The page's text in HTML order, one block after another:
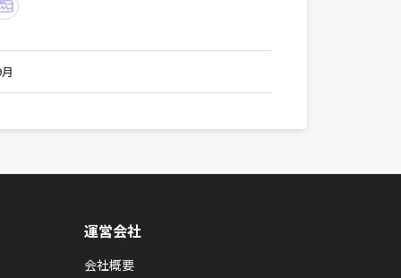
運営会社
会社概要